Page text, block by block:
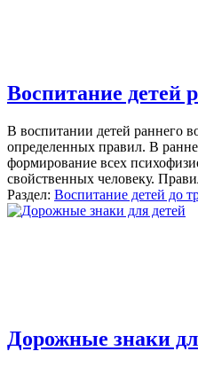
Воспитание детей
В воспитании детей раннего
определенных правил. В
формирование всех
свойственных человеку.
Раздел: Воспитание детей до
Дорожные знаки